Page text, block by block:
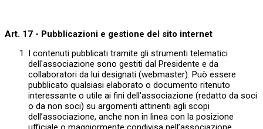
Art. 17 - Pubblicazioni e gestione del sito internet
I contenuti pubblicati tramite gli strumenti telematici
dell'associazione sono gestiti dal Presidente e da
collaboratori da lui designati (webmaster). Può essere
pubblicato qualsiasi elaborato o documento ritenuto
interessante o utile ai fini dell'associazione (redatto da soci
o da non soci) su argomenti attinenti agli scopi
dell’associazione, anche non in linea con la posizione